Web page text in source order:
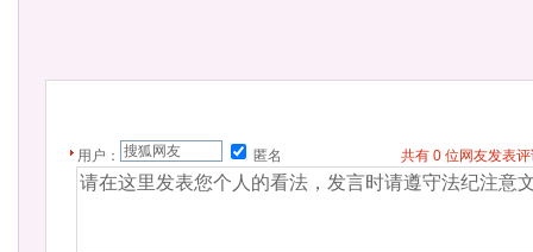
用户： 匿名 共有 0 位网友发表